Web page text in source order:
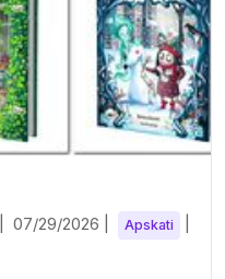
07/29/2026 Apskati